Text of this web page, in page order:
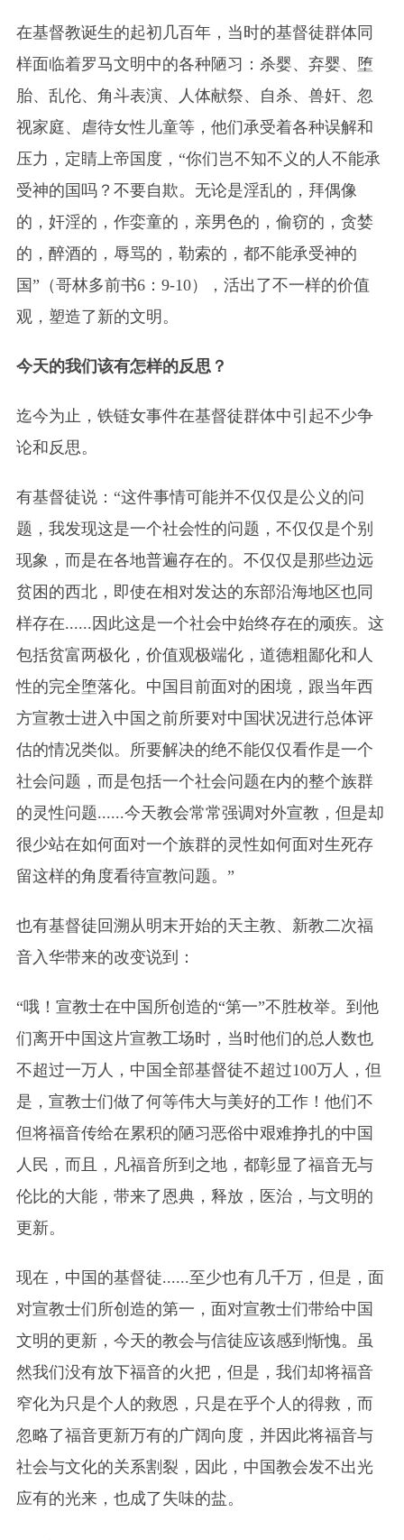
在基督教诞生的起初几百年，当时的基督徒群体同
样面临着罗马文明中的各种陋习：杀婴、弃婴、堕
胎、乱伦、角斗表演、人体献祭、自杀、兽奸、忽
视家庭、虐待女性儿童等，他们承受着各种误解和
压力，定睛上帝国度，“你们岂不知不义的人不能承
受神的国吗？不要自欺。无论是淫乱的，拜偶像
的，奸淫的，作娈童的，亲男色的，偷窃的，贪婪
的，醉酒的，辱骂的，勒索的，都不能承受神的
国”（哥林多前书6：9-10），活出了不一样的价值
观，塑造了新的文明。
今天的我们该有怎样的反思？
迄今为止，铁链女事件在基督徒群体中引起不少争
论和反思。
有基督徒说：“这件事情可能并不仅仅是公义的问
题，我发现这是一个社会性的问题，不仅仅是个别
现象，而是在各地普遍存在的。不仅仅是那些边远
贫困的西北，即使在相对发达的东部沿海地区也同
样存在......因此这是一个社会中始终存在的顽疾。这
包括贫富两极化，价值观极端化，道德粗鄙化和人
性的完全堕落化。中国目前面对的困境，跟当年西
方宣教士进入中国之前所要对中国状况进行总体评
估的情况类似。所要解决的绝不能仅仅看作是一个
社会问题，而是包括一个社会问题在内的整个族群
的灵性问题......今天教会常常强调对外宣教，但是却
很少站在如何面对一个族群的灵性如何面对生死存
留这样的角度看待宣教问题。”
也有基督徒回溯从明末开始的天主教、新教二次福
音入华带来的改变说到：
“哦！宣教士在中国所创造的“第一”不胜枚举。到他
们离开中国这片宣教工场时，当时他们的总人数也
不超过一万人，中国全部基督徒不超过100万人，但
是，宣教士们做了何等伟大与美好的工作！他们不
但将福音传给在累积的陋习恶俗中艰难挣扎的中国
人民，而且，凡福音所到之地，都彰显了福音无与
伦比的大能，带来了恩典，释放，医治，与文明的
更新。
现在，中国的基督徒......至少也有几千万，但是，面
对宣教士们所创造的第一，面对宣教士们带给中国
文明的更新，今天的教会与信徒应该感到惭愧。虽
然我们没有放下福音的火把，但是，我们却将福音
窄化为只是个人的救恩，只是在乎个人的得救，而
忽略了福音更新万有的广阔向度，并因此将福音与
社会与文化的关系割裂，因此，中国教会发不出光
应有的光来，也成了失味的盐。